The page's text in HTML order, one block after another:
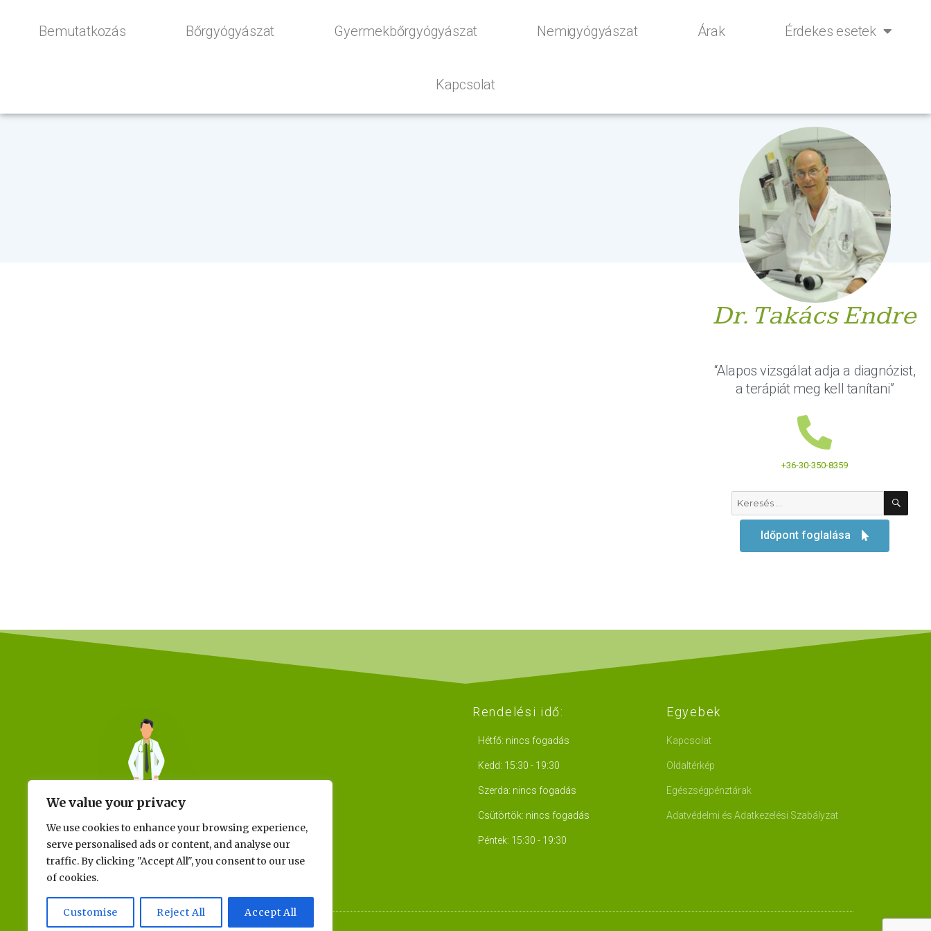
We value your privacy
We use cookies to enhance your browsing experience,
serve personalised ads or content, and analyse our
traffic. By clicking "Accept All", you consent to our use
of cookies.
Customise Reject All Accept All
Bemutatkozás Bőrgyógyászat Gyermekbőrgyógyászat Nemigyógyászat Árak Érdekes esetek
Kapcsolat
Dr. Takács Endre
“Alapos vizsgálat adja a diagnózist,
a terápiát meg kell tanítani”
+36-30-350-8359
Időpont foglalása
Rendelési idő:
Hétfő: nincs fogadás
Kedd: 15:30 - 19:30
Szerda: nincs fogadás
Csütörtök: nincs fogadás
Péntek: 15:30 - 19:30
Egyebek
Kapcsolat
Oldaltérkép
Egészségpénztárak
Adatvédelmi és Adatkezelési Szabályzat